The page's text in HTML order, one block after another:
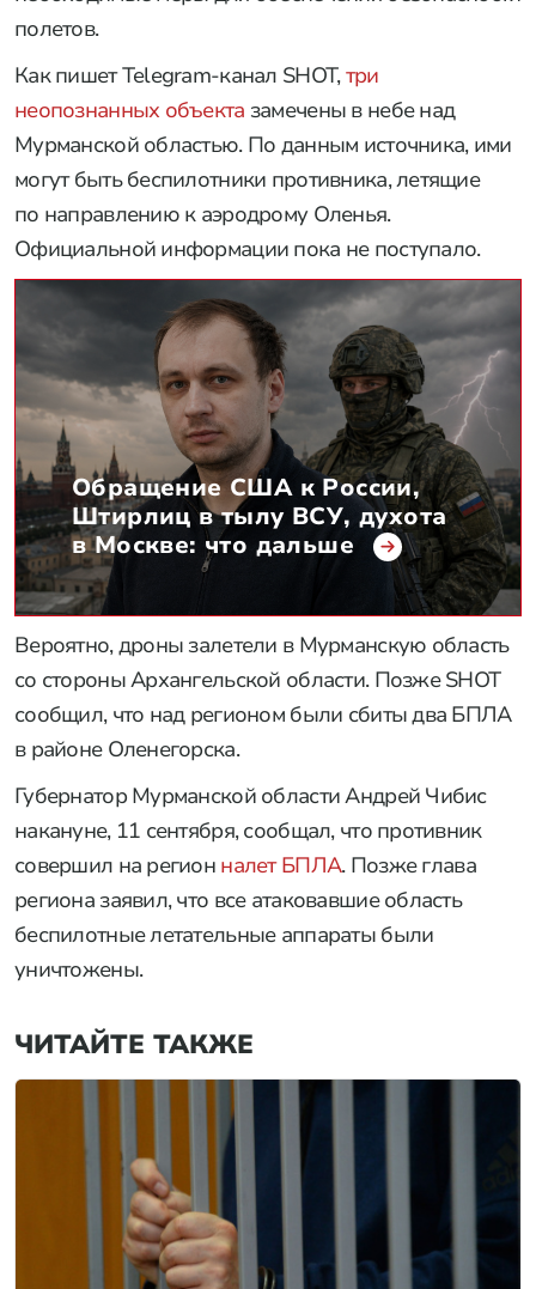
полетов.
Как пишет Telegram-канал SHOT,три
неопознанных объекта замечены в небе над
Мурманской областью. По данным источника, ими
могут быть беспилотники противника, летящие
по направлению к аэродрому Оленья.
Официальной информации пока не поступало.
Обращение США к России,
Штирлиц в тылу ВСУ, духота
в Москве: что дальше
Вероятно, дроны залетели в Мурманскую область
со стороны Архангельской области. Позже SHOT
сообщил, что над регионом были сбиты два БПЛА
в районе Оленегорска.
Губернатор Мурманской области Андрей Чибис
накануне, 11 сентября, сообщал, что противник
совершил на регион налет БПЛА. Позже глава
региона заявил, что все атаковавшие область
беспилотные летательные аппараты были
уничтожены.
ЧИТАЙТЕ ТАКЖЕ